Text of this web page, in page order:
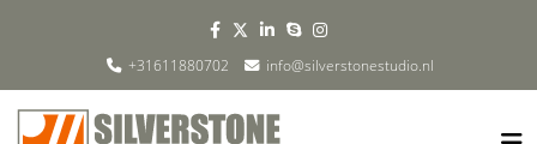
+31611880702 info@silverstonestudio.nl